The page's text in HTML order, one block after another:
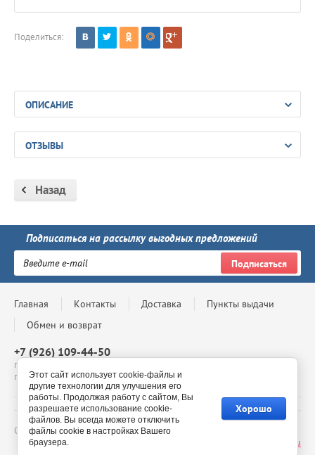
Поделиться:
ОПИСАНИЕ
ОТЗЫВЫ
Назад
Подписаться на рассылку выгодных предложений
Подписаться
Главная Контакты Доставка
Пункты выдачи
Обмен и возврат
+7 (926) 109-44-50
г. Москва, Проспект Андропова, д. 8, ТЦ Мегаполис, 4 этаж,
павильон 4-69, с 10:00 до 20:00
Copyright © - 2026 BelmilStore - официальный сайт
megagroup.ru
Этот сайт использует cookie-файлы и
другие технологии для улучшения его
работы. Продолжая работу с сайтом, Вы
разрешаете использование cookie-
файлов. Вы всегда можете отключить
файлы cookie в настройках Вашего
браузера.
Хорошо